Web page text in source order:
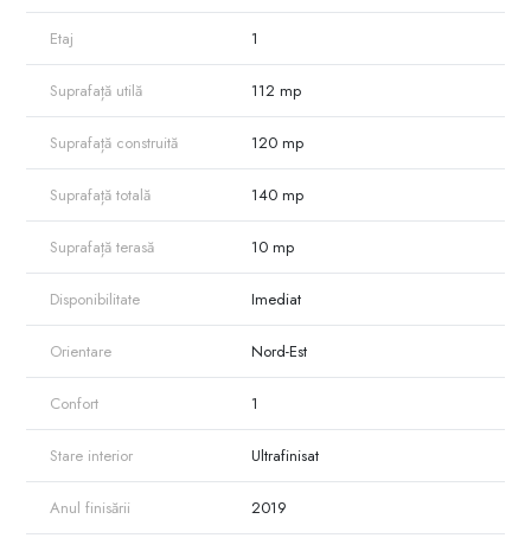
Etaj 1
Suprafață utilă 112 mp
Suprafață construită 120 mp
Suprafață totală 140 mp
Suprafață terasă 10 mp
Disponibilitate Imediat
Orientare Nord-Est
Confort 1
Stare interior Ultrafinisat
Anul finisării 2019